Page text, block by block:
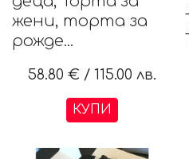
жени, торта за
рожде...
58.80 € / 115.00 лв.
КУПИ